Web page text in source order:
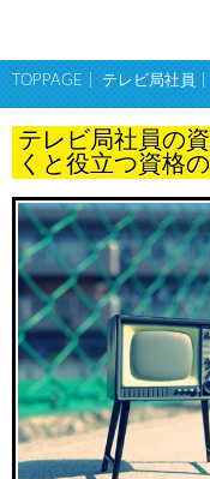
TOPPAGE テレビ局社員
テレビ局社員の
くと役立つ資格